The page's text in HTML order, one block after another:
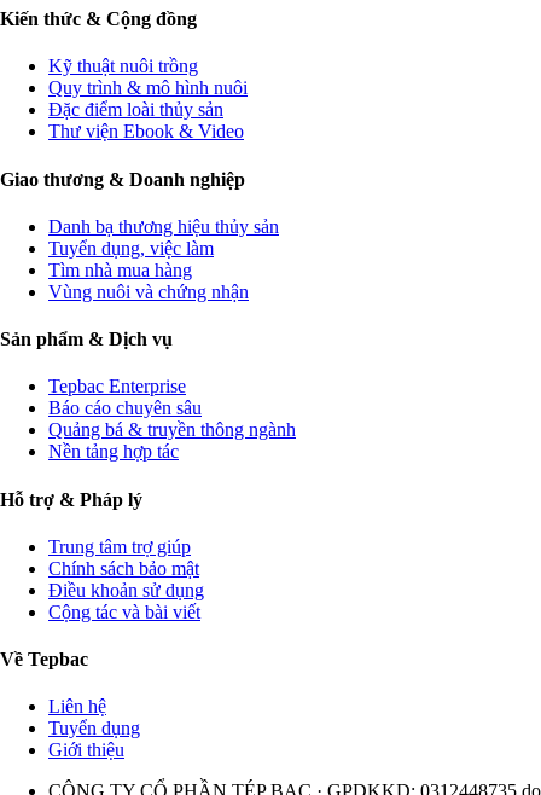
Kiến thức & Cộng đồng
Kỹ thuật nuôi trồng
Quy trình & mô hình nuôi
Đặc điểm loài thủy sản
Thư viện Ebook & Video
Giao thương & Doanh nghiệp
Danh bạ thương hiệu thủy sản
Tuyển dụng, việc làm
Tìm nhà mua hàng
Vùng nuôi và chứng nhận
Sản phẩm & Dịch vụ
Tepbac Enterprise
Báo cáo chuyên sâu
Quảng bá & truyền thông ngành
Nền tảng hợp tác
Hỗ trợ & Pháp lý
Trung tâm trợ giúp
Chính sách bảo mật
Điều khoản sử dụng
Cộng tác và bài viết
Về Tepbac
Liên hệ
Tuyển dụng
Giới thiệu